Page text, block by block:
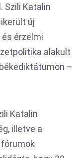
Szili Katalin
új
érzelmi
alakult
–
Katalin
illetve a